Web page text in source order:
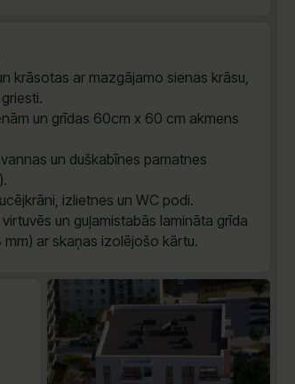
krāsotas ar mazgājamo sienas krāsu,
un grīdas 60cm x 60 cm akmens
un duškabīnes pamatnes
izlietnes un WC podi.
un guļamistabās lamināta grīda
mm) ar skaņas izolējošo kārtu.